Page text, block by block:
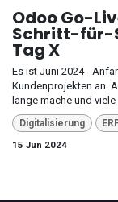
Odoo Go-
Schritt-für-
Tag X
Es ist Juni 2024 -
Kundenprojekten an.
lange mache und viele
Digitalisierung
15 Jun 2024